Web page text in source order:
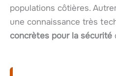
populations côtières.
une connaissance très
concrètes pour la sécurité